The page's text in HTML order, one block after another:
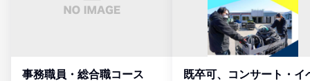
事務職員・総合職コース
既卒可、コンサート・イ